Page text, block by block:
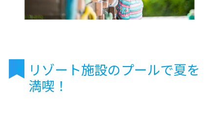
リゾート施設のプールで夏を
満喫！